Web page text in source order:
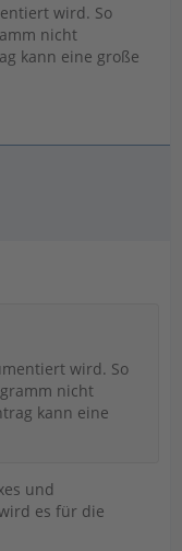
wird. So
nicht
kann eine große
wird. So
nicht
kann eine
und
es für die